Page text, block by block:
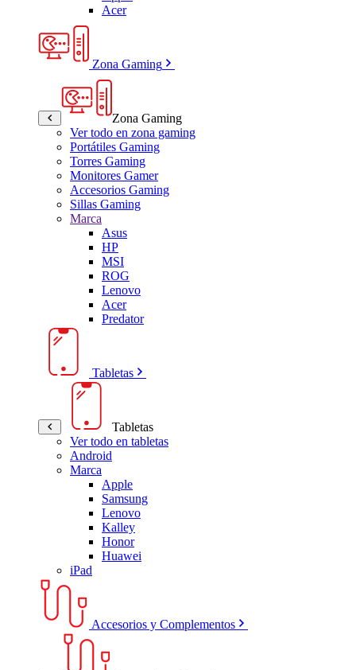
Acer
Zona Gaming
Zona Gaming
Ver todo en zona gaming
Portátiles Gaming
Torres Gaming
Monitores Gamer
Accesorios Gaming
Sillas Gaming
Marca
Asus
HP
MSI
ROG
Lenovo
Acer
Predator
Tabletas
Tabletas
Ver todo en tabletas
Android
Marca
Apple
Samsung
Lenovo
Kalley
Honor
Huawei
iPad
Accesorios y Complementos